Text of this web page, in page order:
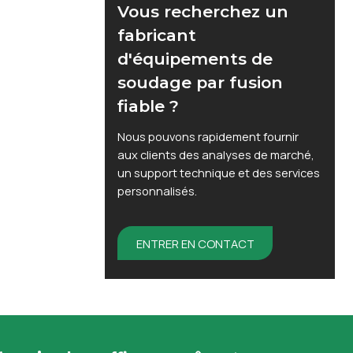
Vous recherchez un
fabricant
d'équipements de
soudage par fusion
fiable ?
Nous pouvons rapidement fournir
aux clients des analyses de marché,
un support technique et des services
personnalisés.
ENTRER EN CONTACT